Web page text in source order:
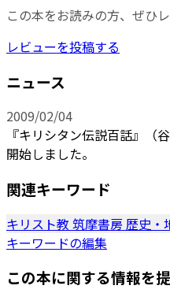
この本をお読みの方、ぜひ
レビューを投稿する
ニュース
2009/02/04
『キリシタン伝説百話』（
開始しました。
関連キーワード
キリスト教 筑摩書房 歴史・
キーワードの編集
この本に関する情報を